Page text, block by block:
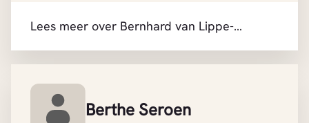
Lees meer over Bernhard van Lippe-
Berthe Seroen